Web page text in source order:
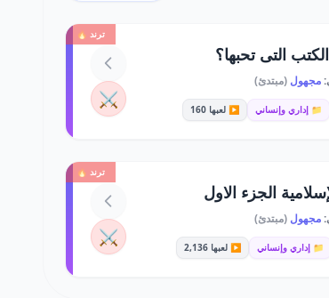
ترند 🔥
التى تحبها؟
مجهول (مبتدئ)
📁 إداري وإنساني ▶️ لعبها 160 ⚔️
ترند 🔥
الجزء الاول
مجهول (مبتدئ)
📁 إداري وإنساني ▶️ لعبها 2,136 ⚔️